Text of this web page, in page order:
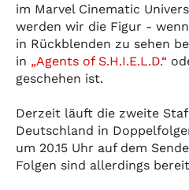
im Marvel Cinematic
werden wir die Figur -
in Rückblenden zu sehen
in „Agents of S.H.I.E.L.D.“
geschehen ist.
Derzeit läuft die zweite
Deutschland in
um 20.15 Uhr auf dem
Folgen sind allerdings